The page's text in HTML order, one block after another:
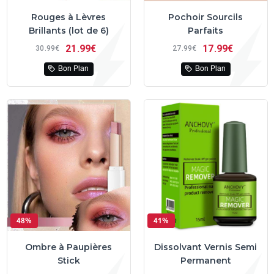
Rouges à Lèvres
Brillants (lot de 6)
30 99€ 21 99€
Bon Plan
Pochoir Sourcils
Parfaits
27 99€ 17 99€
Bon Plan
48%
Ombre à Paupières
Stick
41%
Dissolvant Vernis Semi
Permanent